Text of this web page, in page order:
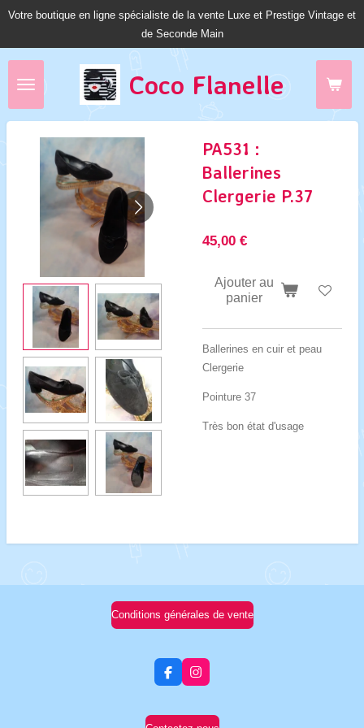
Passer
Coco Flanelle
Votre boutique en ligne spécialiste de la vente Luxe et Prestige Vintage et
de Seconde Main
PA531 :
Ballerines
Clergerie P.37
45,00 €
Ajouter au
panier
Ballerines en cuir et peau
Clergerie
Pointure 37
Très bon état d'usage
Conditions générales de vente
F
a
e
b
I
n
t
a